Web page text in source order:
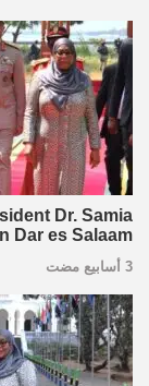
Dr. Samia
Dar es Salaam
3 أسابيع مضت